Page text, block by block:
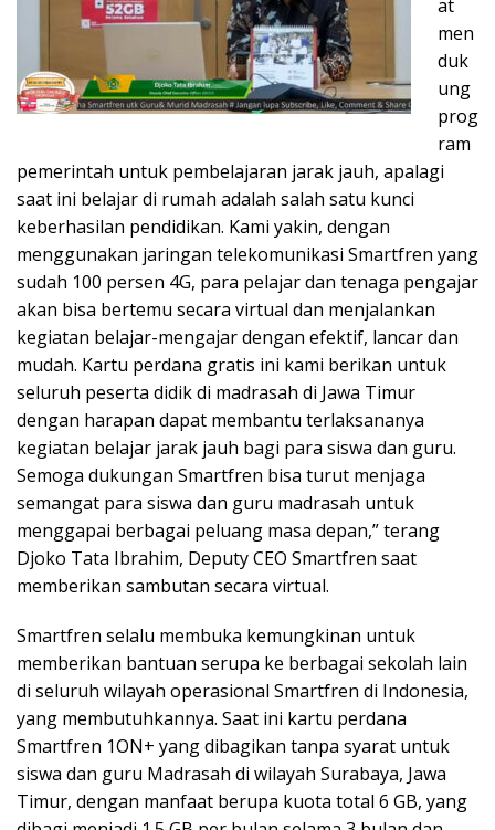
at
men
duk
ung
prog
ram
pemerintah untuk pembelajaran jarak jauh, apalagi
saat ini belajar di rumah adalah salah satu kunci
keberhasilan pendidikan. Kami yakin, dengan
menggunakan jaringan telekomunikasi Smartfren yang
sudah 100 persen 4G, para pelajar dan tenaga pengajar
akan bisa bertemu secara virtual dan menjalankan
kegiatan belajar-mengajar dengan efektif, lancar dan
mudah. Kartu perdana gratis ini kami berikan untuk
seluruh peserta didik di madrasah di Jawa Timur
dengan harapan dapat membantu terlaksananya
kegiatan belajar jarak jauh bagi para siswa dan guru.
Semoga dukungan Smartfren bisa turut menjaga
semangat para siswa dan guru madrasah untuk
menggapai berbagai peluang masa depan,” terang
Djoko Tata Ibrahim, Deputy CEO Smartfren saat
memberikan sambutan secara virtual.
Smartfren selalu membuka kemungkinan untuk
memberikan bantuan serupa ke berbagai sekolah lain
di seluruh wilayah operasional Smartfren di Indonesia,
yang membutuhkannya. Saat ini kartu perdana
Smartfren 1ON+ yang dibagikan tanpa syarat untuk
siswa dan guru Madrasah di wilayah Surabaya, Jawa
Timur, dengan manfaat berupa kuota total 6 GB, yang